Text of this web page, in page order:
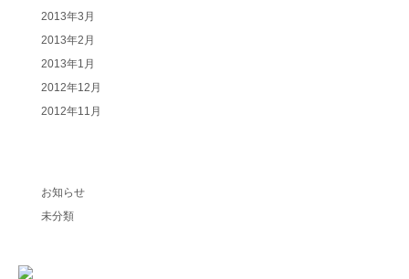
2013年3月
2013年2月
2013年1月
2012年12月
2012年11月
お知らせ
未分類